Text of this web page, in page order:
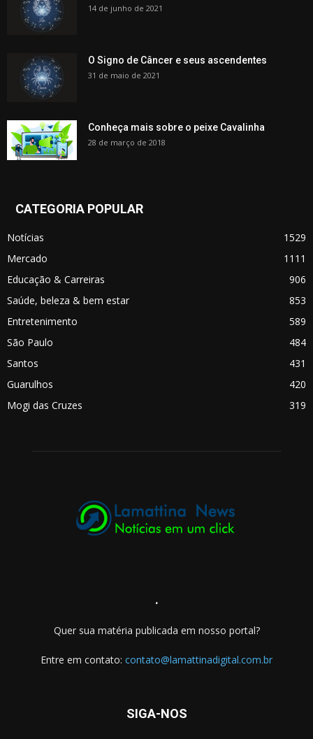
14 de junho de 2021
O Signo de Câncer e seus ascendentes
31 de maio de 2021
Conheça mais sobre o peixe Cavalinha
28 de março de 2018
CATEGORIA POPULAR
Notícias
1529
Mercado
1111
Educação & Carreiras
906
Saúde, beleza & bem estar
853
Entretenimento
589
São Paulo
484
Santos
431
Guarulhos
420
Mogi das Cruzes
319
.
Quer sua matéria publicada em nosso portal?
Entre em contato: contato@lamattinadigital.com.br
SIGA-NOS